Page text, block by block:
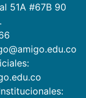
51A #67B 90